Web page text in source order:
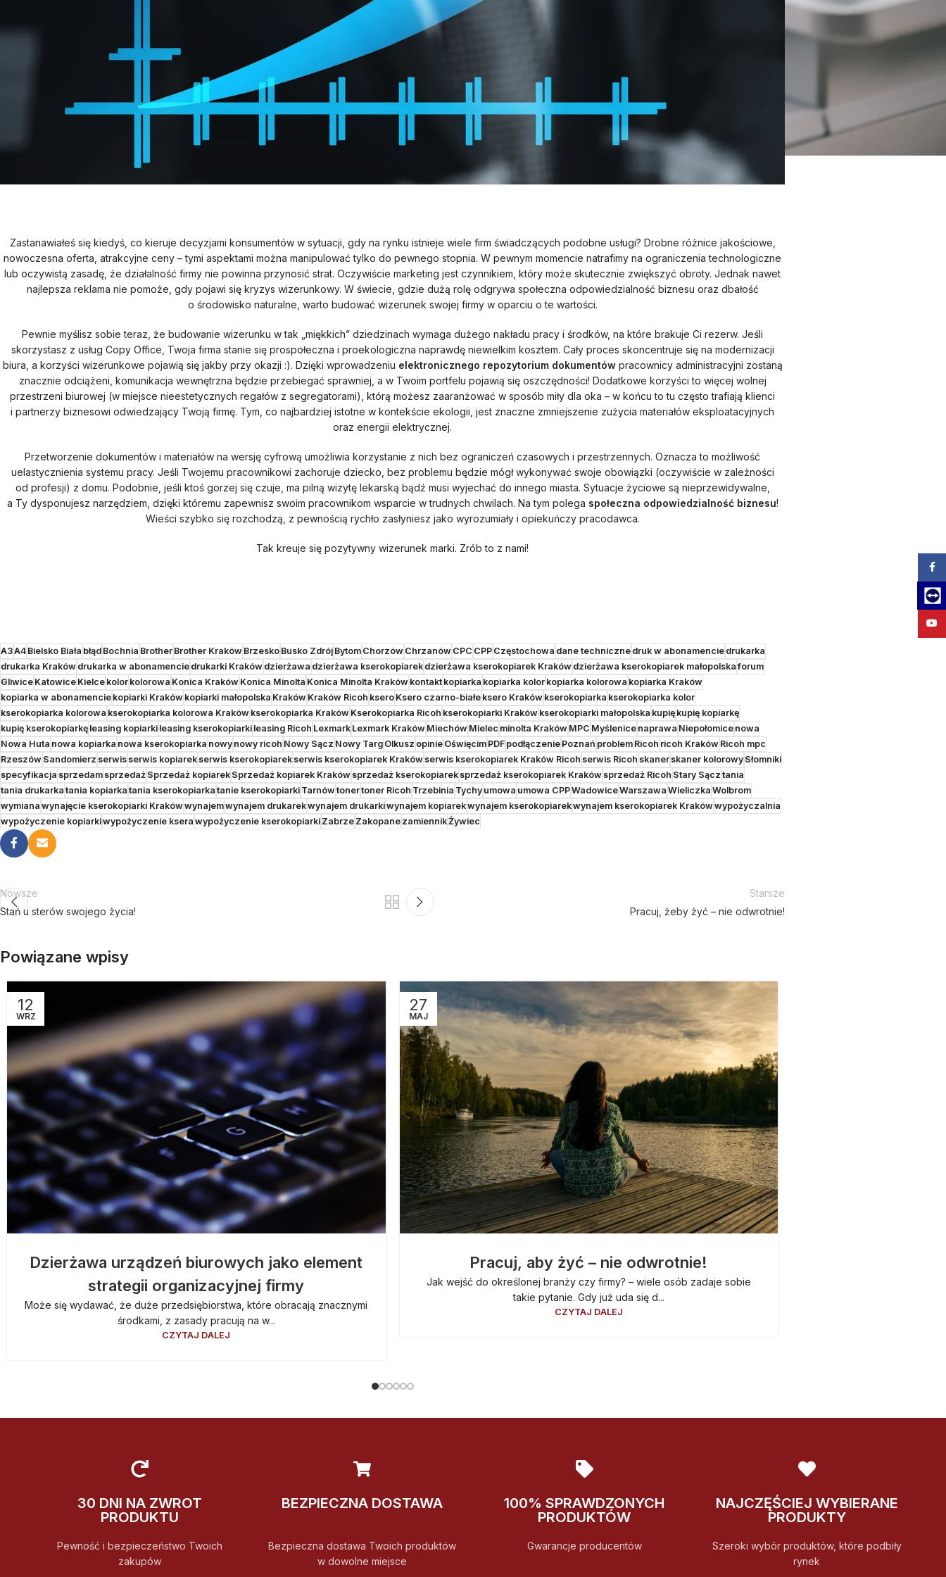
Zastanawiałeś się kiedyś, co kieruje decyzjami konsumentów w sytuacji, gdy na rynku istnieje wiele firm świadczących podobne usługi? Drobne różnice jakościowe,
nowoczesna oferta, atrakcyjne ceny – tymi aspektami można manipulować tylko do pewnego stopnia. W pewnym momencie natrafimy na ograniczenia technologiczne
lub oczywistą zasadę, że działalność firmy nie powinna przynosić strat. Oczywiście marketing jest czynnikiem, który może skutecznie zwiększyć obroty. Jednak nawet
najlepsza reklama nie pomoże, gdy pojawi się kryzys wizerunkowy. W świecie, gdzie dużą rolę odgrywa społeczna odpowiedzialność biznesu oraz dbałość
o środowisko naturalne, warto budować wizerunek swojej firmy w oparciu o te wartości.
Pewnie myślisz sobie teraz, że budowanie wizerunku w tak „miękkich” dziedzinach wymaga dużego nakładu pracy i środków, na które brakuje Ci rezerw. Jeśli
skorzystasz z usług Copy Office, Twoja firma stanie się prospołeczna i proekologiczna naprawdę niewielkim kosztem. Cały proces skoncentruje się na modernizacji
biura, a korzyści wizerunkowe pojawią się jakby przy okazji :). Dzięki wprowadzeniu elektronicznego repozytorium dokumentówpracownicy administracyjni zostaną
znacznie odciążeni, komunikacja wewnętrzna będzie przebiegać sprawniej, a w Twoim portfelu pojawią się oszczędności! Dodatkowe korzyści to więcej wolnej
przestrzeni biurowej (w miejsce nieestetycznych regałów z segregatorami), którą możesz zaaranżować w sposób miły dla oka – w końcu to tu często trafiają klienci
i partnerzy biznesowi odwiedzający Twoją firmę. Tym, co najbardziej istotne w kontekście ekologii, jest znaczne zmniejszenie zużycia materiałów eksploatacyjnych
oraz energii elektrycznej.
Przetworzenie dokumentów i materiałów na wersję cyfrową umożliwia korzystanie z nich bez ograniczeń czasowych i przestrzennych. Oznacza to możliwość
uelastycznienia systemu pracy. Jeśli Twojemu pracownikowi zachoruje dziecko, bez problemu będzie mógł wykonywać swoje obowiązki (oczywiście w zależności
od profesji) z domu. Podobnie, jeśli ktoś gorzej się czuje, ma pilną wizytę lekarską bądź musi wyjechać do innego miasta. Sytuacje życiowe są nieprzewidywalne,
a Ty dysponujesz narzędziem, dzięki któremu zapewnisz swoim pracownikom wsparcie w trudnych chwilach. Na tym polega społeczna odpowiedzialność biznesu!
Wieści szybko się rozchodzą, z pewnością rychło zasłyniesz jako wyrozumiały i opiekuńczy pracodawca.
Tak kreuje się pozytywny wizerunek marki. Zrób to z nami!
A3A4Bielsko Biała błądBochnia BrotherBrother KrakówBrzeskoBusko ZdrójBytomChorzówChrzanówCPC CPPCzęstochowa dane technicznedruk w abonamenciedrukarka
drukarka Krakówdrukarka w abonamenciedrukarki Krakówdzierżawa dzierżawa kserokopiarekdzierżawa kserokopiarek Krakówdzierżawa kserokopiarek małopolska forum
GliwiceKatowiceKielcekolorkolorowa Konica KrakówKonica Minolta Konica Minolta Krakówkontaktkopiarka kopiarka kolorkopiarka kolorowa kopiarka Kraków
kopiarka w abonamenciekopiarki Krakówkopiarki małopolska KrakówKraków Ricoh kseroKsero czarno-białeksero Krakówkserokopiarka kserokopiarka kolor
kserokopiarka kolorowa kserokopiarka kolorowa Krakówkserokopiarka KrakówKserokopiarka Ricoh kserokopiarki Krakówkserokopiarki małopolska kupiękupię kopiarkę
kupię kserokopiarkęleasing kopiarkileasing kserokopiarkileasing Ricoh LexmarkLexmark KrakówMiechówMielec minolta KrakówMPC Myślenicenaprawa Niepołomicenowa
Nowa Huta nowa kopiarka nowa kserokopiarka nowynowy ricoh Nowy Sącz Nowy TargOlkusz opinieOświęcimPDFpodłączeniePoznań problemRicoh ricoh KrakówRicoh mpc
RzeszówSandomierz serwisserwis kopiarekserwis kserokopiarekserwis kserokopiarek Krakówserwis kserokopiarek Kraków Ricoh serwis Ricoh skanerskaner kolorowySłomniki
specyfikacja sprzedamsprzedażSprzedaż kopiarekSprzedaż kopiarek Krakówsprzedaż kserokopiareksprzedaż kserokopiarek Krakówsprzedaż Ricoh Stary Sącz tania
tania drukarka tania kopiarka tania kserokopiarka tanie kserokopiarkiTarnówtonertoner Ricoh Trzebinia Tychyumowa umowa CPPWadowiceWarszawa Wieliczka Wolbrom
wymiana wynajęcie kserokopiarki Krakówwynajemwynajem drukarekwynajem drukarkiwynajem kopiarekwynajem kserokopiarekwynajem kserokopiarek Krakówwypożyczalnia
wypożyczenie kopiarkiwypożyczenie ksera wypożyczenie kserokopiarkiZabrzeZakopanezamiennikŻywiec
Nowsze
Stań u sterów swojego życia!
Starsze
Pracuj, żeby żyć – nie odwrotnie!
Powiązane wpisy
12
WRZ
Dzierżawa urządzeń biurowych jako element
strategii organizacyjnej firmy
Może się wydawać, że duże przedsiębiorstwa, które obracają znacznymi
środkami, z zasady pracują na w...
CZYTAJ DALEJ
27
MAJ
Pracuj, aby żyć – nie odwrotnie!
Jak wejść do określonej branży czy firmy? – wiele osób zadaje sobie
takie pytanie. Gdy już uda się d...
CZYTAJ DALEJ
30 DNI NA ZWROT
PRODUKTU
Pewność i bezpieczeństwo Twoich
zakupów
BEZPIECZNA DOSTAWA
Bezpieczna dostawa Twoich produktów
w dowolne miejsce
100% SPRAWDZONYCH
PRODUKTÓW
Gwarancje producentów
NAJCZĘŚCIEJ WYBIERANE
PRODUKTY
Szeroki wybór produktów, które podbiły
rynek